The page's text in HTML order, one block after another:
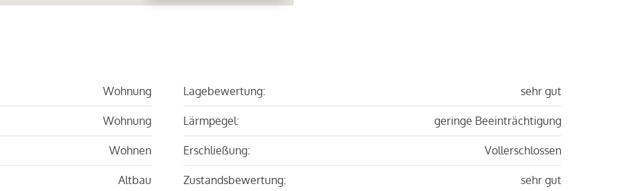
Wohnung
Wohnung
Wohnen
Altbau
Lagebewertung: sehr gut
Lärmpegel: geringe Beeinträchtigung
Erschließung: Vollerschlossen
Zustandsbewertung: sehr gut